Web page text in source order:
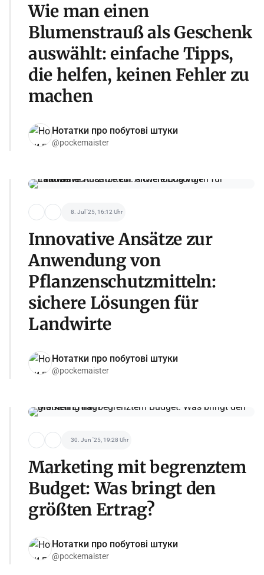
Wie man einen
Blumenstrauß als Geschenk
auswählt: einfache Tipps,
die helfen, keinen Fehler zu
machen
Нотатки про побутові штуки
@pockemaister
8. Jul '25, 16:12 Uhr
Innovative Ansätze zur
Anwendung von
Pflanzenschutzmitteln:
sichere Lösungen für
Landwirte
Нотатки про побутові штуки
@pockemaister
30. Jun '25, 19:28 Uhr
Marketing mit begrenztem
Budget: Was bringt den
größten Ertrag?
Нотатки про побутові штуки
@pockemaister